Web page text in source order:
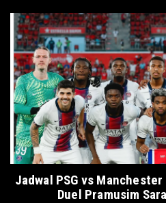
Jadwal PSG vs
Duel Pramusim